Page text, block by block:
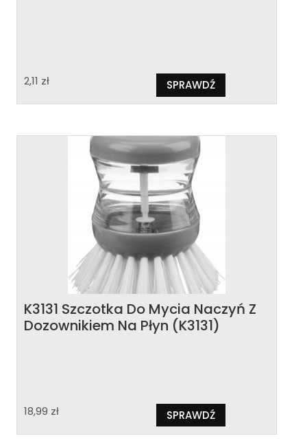
2,11 zł SPRAWDŹ
K3131 Szczotka Do Mycia Naczyń Z
Dozownikiem Na Płyn (K3131)
18,99 zł SPRAWDŹ